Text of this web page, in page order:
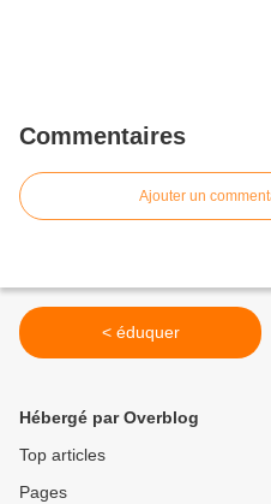
Commentaires
Ajouter un
< éduquer
Hébergé par Overblog
Top articles
Pages